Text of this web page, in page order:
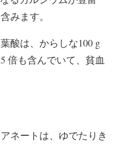
みます。
酸は、からしな100 g
倍も含んでいて、貧血
ネートは、ゆでたりき